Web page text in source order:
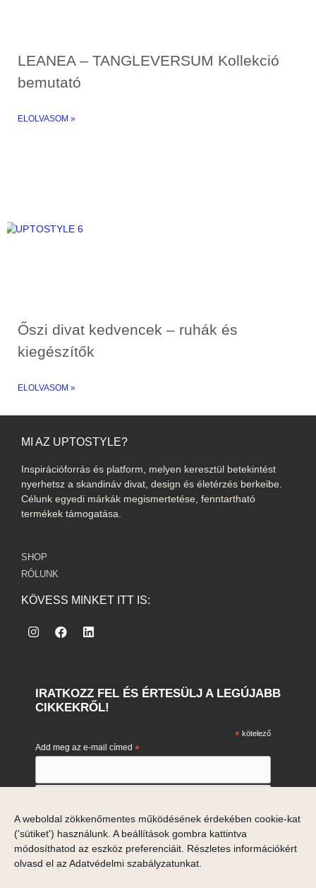
A weboldal zökkenőmentes működésének érdekében cookie-kat
('sütiket') használunk. A beállítások gombra kattintva
módosíthatod az eszköz preferenciáit. Részletes információkért
olvasd el azAdatvédelmi szabályzatunkat
LEANEA – TANGLEVERSUM Kollekció
bemutató
ELOLVASOM »
Őszi divat kedvencek – ruhák és
kiegészítők
ELOLVASOM »
MI AZ UPTOSTYLE?
Inspirációforrás és platform, melyen keresztül betekintést
nyerhetsz a skandináv divat, design és életérzés berkeibe.
Célunk egyedi márkák megismertetése, fenntartható
termékek támogatása.
SHOP
RÓLUNK
KÖVESS MINKET ITT IS:
IRATKOZZ FEL ÉS ÉRTESÜLJ A LEGÚJABB
CIKKEKRŐL!
* kötelező
Add meg az e-mail címed *
Engedélyezem
Ha meggondolod magad, akkor a hírlevelek alján tudsz
leiratkozni.
Adataid a Mailchimp marketing platformjával is megosztásra